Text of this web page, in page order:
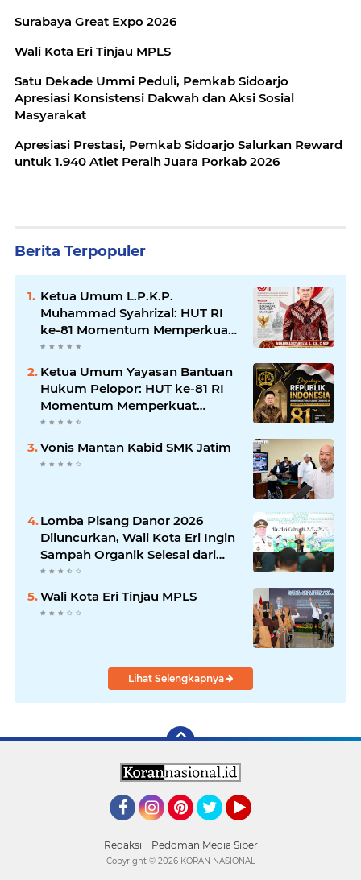
Surabaya Great Expo 2026
Wali Kota Eri Tinjau MPLS
Satu Dekade Ummi Peduli, Pemkab Sidoarjo
Apresiasi Konsistensi Dakwah dan Aksi Sosial
Masyarakat
Apresiasi Prestasi, Pemkab Sidoarjo Salurkan Reward
untuk 1.940 Atlet Peraih Juara Porkab 2026
Berita Terpopuler
Ketua Umum L.P.K.P.
Muhammad Syahrizal: HUT RI
ke-81 Momentum Memperkuat
Persatuan dan Keadilan bagi
Ketua Umum Yayasan Bantuan
Hukum Pelopor: HUT ke-81 RI
Momentum Memperkuat
Keadilan, Persatuan, dan
Vonis Mantan Kabid SMK Jatim
Lomba Pisang Danor 2026
Diluncurkan, Wali Kota Eri Ingin
Sampah Organik Selesai dari
Rumah
Wali Kota Eri Tinjau MPLS
Lihat Selengkapnya
Redaksi Pedoman Media Siber
Copyright © 2026 KORAN NASIONAL